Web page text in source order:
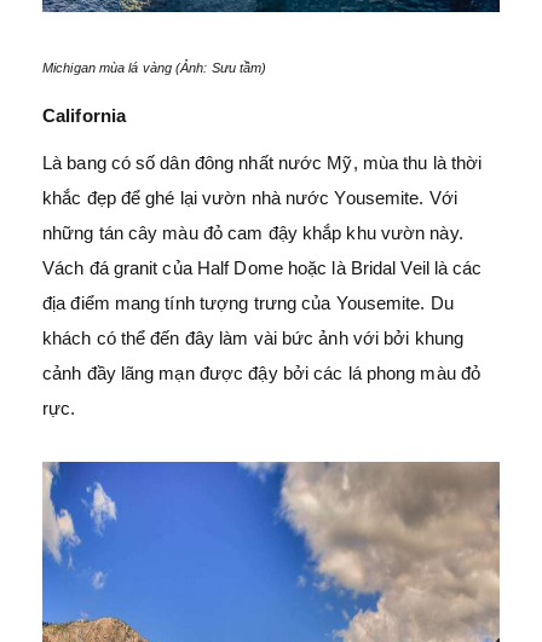
Michigan mùa lá vàng (Ảnh: Sưu tầm)
California
Là bang có số dân đông nhất nước Mỹ, mùa thu là thời
khắc đẹp để ghé lại vườn nhà nước Yousemite. Với
những tán cây màu đỏ cam đậy khắp khu vườn này.
Vách đá granit của Half Dome hoặc là Bridal Veil là các
địa điểm mang tính tượng trưng của Yousemite. Du
khách có thể đến đây làm vài bức ảnh với bởi khung
cảnh đầy lãng mạn được đậy bởi các lá phong màu đỏ
rực.